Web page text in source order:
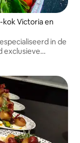
Victoria en
in de
exclusieve